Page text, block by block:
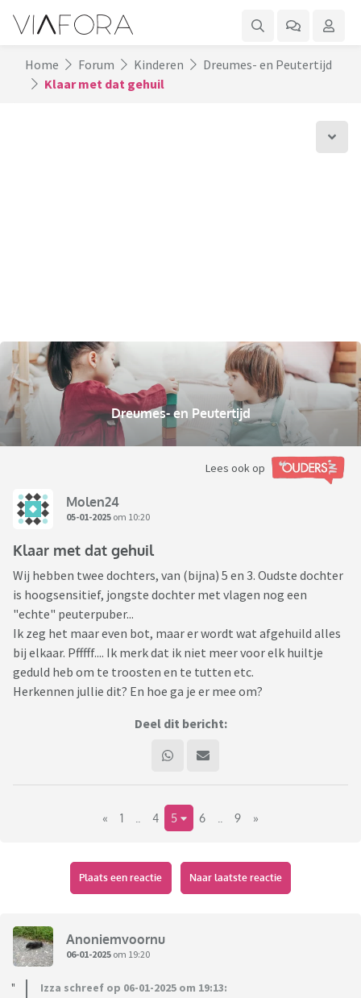
Home Forum Kinderen
Dreumes- en Peutertijd
Klaar met dat gehuil
Dreumes- en Peutertijd
Lees ook op
Molen24
05-01-2025 om 10:20
Klaar met dat gehuil
Wij hebben twee dochters, van (bijna) 5 en 3. Oudste dochter
is hoogsensitief, jongste dochter met vlagen nog een
"echte" peuterpuber...
Ik zeg het maar even bot, maar er wordt wat afgehuild alles
bij elkaar. Pfffff.... Ik merk dat ik niet meer voor elk huiltje
geduld heb om te troosten en te tutten etc.
Herkennen jullie dit? En hoe ga je er mee om?
Deel dit bericht:
« 1 4 5 6 9 »
Plaats een reactie Naar laatste reactie
Anoniemvoornu
06-01-2025 om 19:20
Izza schreef op 06-01-2025 om 19:13: